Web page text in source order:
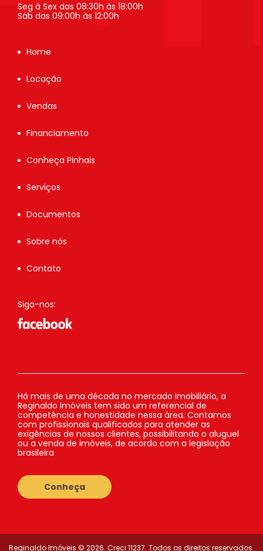
Seg à Sex das 08:30h às 18:00h
Sáb das 09:00h às 12:00h
Home
Locação
Vendas
Financiamento
Conheça Pinhais
Serviços
Documentos
Sobre nós
Contato
Siga-nos:
Há mais de uma década no mercado imobiliário, a
Reginaldo Imóveis tem sido um referencial de
competência e honestidade nessa área. Contamos
com profissionais qualificados para atender as
exigências de nossos clientes, possibilitando o aluguel
ou a venda de imóveis, de acordo com a legislação
brasileira
Conheça
Reginaldo Imóveis © 2026. Creci 11237. Todos os direitos reservados.